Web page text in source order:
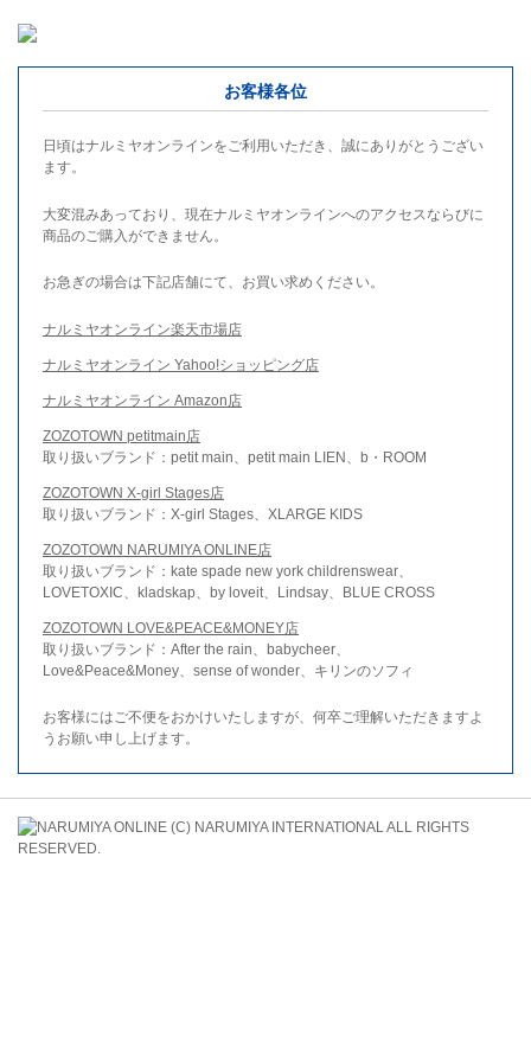
お客様各位
日頃はナルミヤオンラインをご利用いただき、誠にありがとうござい
ます。
大変混みあっており、現在ナルミヤオンラインへのアクセスならびに
商品のご購入ができません。
お急ぎの場合は下記店舗にて、お買い求めください。
ナルミヤオンライン楽天市場店
ナルミヤオンライン Yahoo!ショッピング店
ナルミヤオンライン Amazon店
ZOZOTOWN petitmain店
取り扱いブランド：petit main、petit main LIEN、b・ROOM
ZOZOTOWN X-girl Stages店
取り扱いブランド：X-girl Stages、XLARGE KIDS
ZOZOTOWN NARUMIYA ONLINE店
取り扱いブランド：kate spade new york childrenswear、
LOVETOXIC、kladskap、by loveit、Lindsay、BLUE CROSS
ZOZOTOWN LOVE&PEACE&MONEY店
取り扱いブランド：After the rain、babycheer、
Love&Peace&Money、sense of wonder、キリンのソフィ
お客様にはご不便をおかけいたしますが、何卒ご理解いただきますよ
うお願い申し上げます。